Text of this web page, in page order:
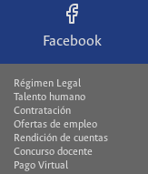
Facebook
Régimen Legal
Talento humano
Contratación
Ofertas de empleo
Rendición de cuentas
Concurso docente
Pago Virtual